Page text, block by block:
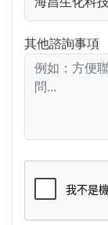
其他諮詢事項